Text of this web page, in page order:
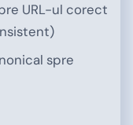
URL-ul corect
spre